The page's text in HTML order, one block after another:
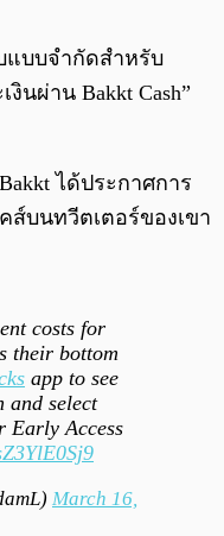
แบบจำกัดสำหรับ
นผ่าน Bakkt Cash”
ได้ประกาศการ
ส์บนทวีตเตอร์ของเขา
costs for
their bottom
app to see
select
Access
March 16,